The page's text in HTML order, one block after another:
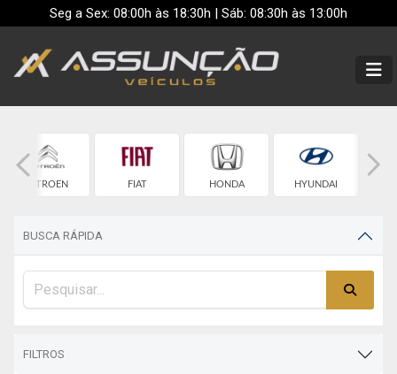
Seg a Sex: 08:00h às 18:30h | Sáb: 08:30h às 13:00h
CITROEN FIAT HONDA HYUNDAI
BUSCA RÁPIDA
FILTROS